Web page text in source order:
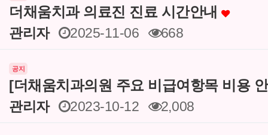
더채움치과 의료진 진료 시간안내
관리자
2025-11-06 668
공지
[더채움치과의원 주요 비급여항목 비용
관리자
2023-10-12 2,008